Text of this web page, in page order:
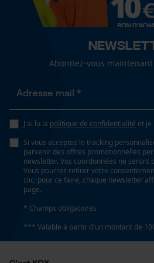
Saison
Articles pour toute l'année,
Indice de protection solaire
couleur unie
Ajustement
Straight Fit
Type de poche
Abonnez-vous
J'ai lu la politique de confidentialité et je
Si vous acceptez le tracking
parvenir des offres promotionnelles
newsletter. Vos coordonnées ne seront
Vous pourrez retirer votre
clic; pour ce faire, chaque newsletter
page.
* Champs obligatoires
*** Valable à partir d'un montant de
Cookies de
fonctionnalité
Géo-IP et
utilisateurs
Vidéos YouTube